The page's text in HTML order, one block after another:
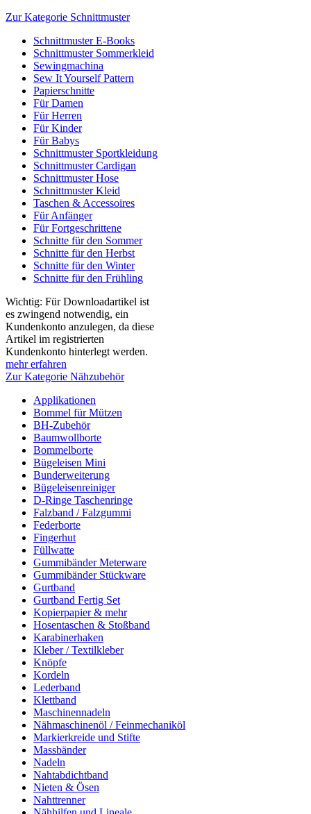
Zur Kategorie Schnittmuster
Schnittmuster E-Books
Schnittmuster Sommerkleid
Sewingmachina
Sew It Yourself Pattern
Papierschnitte
Für Damen
Für Herren
Für Kinder
Für Babys
Schnittmuster Sportkleidung
Schnittmuster Cardigan
Schnittmuster Hose
Schnittmuster Kleid
Taschen & Accessoires
Für Anfänger
Für Fortgeschrittene
Schnitte für den Sommer
Schnitte für den Herbst
Schnitte für den Winter
Schnitte für den Frühling
Wichtig: Für Downloadartikel ist
es zwingend notwendig, ein
Kundenkonto anzulegen, da diese
Artikel im registrierten
Kundenkonto hinterlegt werden.
mehr erfahren
Zur Kategorie Nähzubehör
Applikationen
Bommel für Mützen
BH-Zubehör
Baumwollborte
Bommelborte
Bügeleisen Mini
Bunderweiterung
Bügeleisenreiniger
D-Ringe Taschenringe
Falzband / Falzgummi
Federborte
Fingerhut
Füllwatte
Gummibänder Meterware
Gummibänder Stückware
Gurtband
Gurtband Fertig Set
Kopierpapier & mehr
Hosentaschen & Stoßband
Karabinerhaken
Kleber / Textilkleber
Knöpfe
Kordeln
Lederband
Klettband
Maschinennadeln
Nähmaschinenöl / Feinmechaniköl
Markierkreide und Stifte
Massbänder
Nadeln
Nahtabdichtband
Nieten & Ösen
Nahttrenner